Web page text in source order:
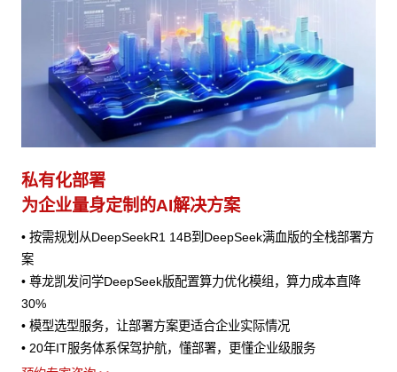
私有化部署
为企业量身定制的AI解决方案
• 按需规划从DeepSeekR1 14B到DeepSeek满血版的全栈部署方
案
• 尊龙凯发问学DeepSeek版配置算力优化模组，算力成本直降
30%
• 模型选型服务，让部署方案更适合企业实际情况
• 20年IT服务体系保驾护航，懂部署，更懂企业级服务